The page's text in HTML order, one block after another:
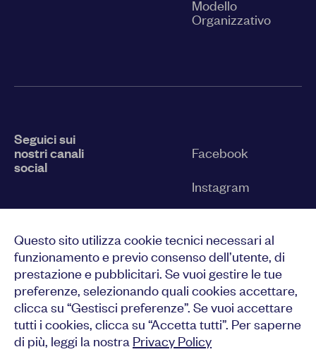
Questo sito utilizza cookie tecnici necessari al
funzionamento e previo consenso dell’utente, di
prestazione e pubblicitari. Se vuoi gestire le tue
preferenze, selezionando quali cookies accettare,
clicca su “Gestisci preferenze”. Se vuoi accettare
tutti i cookies, clicca su “Accetta tutti”. Per saperne
di più, leggi la nostra Privacy Policy
Modello
Organizzativo
Seguici sui
nostri canali
social
Facebook
Instagram
YouTube
LinkedIn